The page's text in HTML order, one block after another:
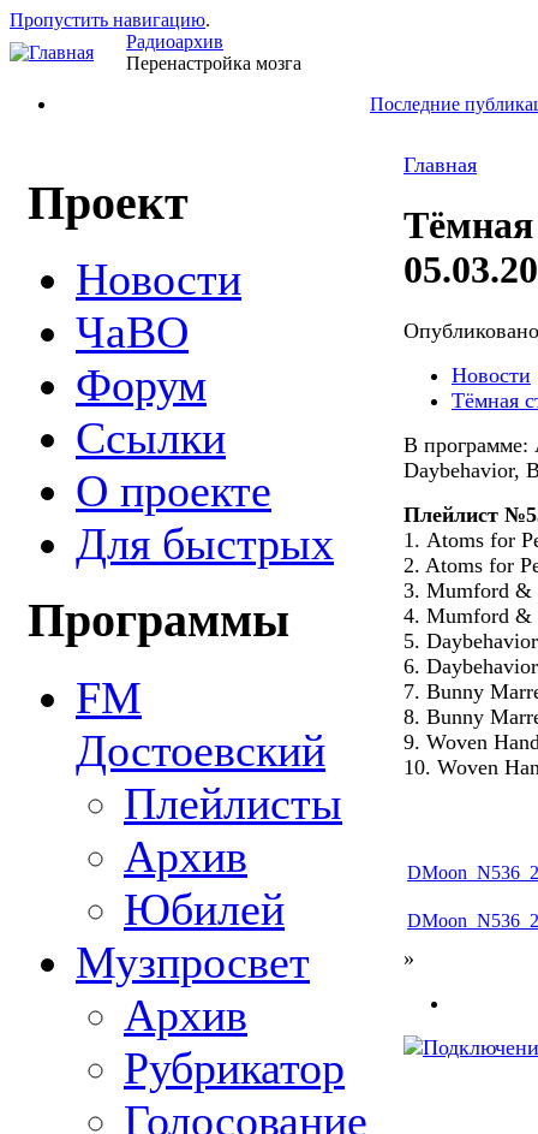
Пропустить навигацию.
Радиоархив
Перенастройка мозга
Последние
Проект
Новости
ЧаВО
Форум
Ссылки
О проекте
Для быстрых
Программы
FM
Достоевский
Плейлисты
Архив
Юбилей
Музпросвет
Архив
Рубрикатор
Голосование
Главная
Новости
Тёмная
В программе:
Daybehavior,
Плейлист
1. Atoms for
2. Atoms for
3. Mumford
4. Mumford &
5.
6.
7. Bunny
8. Bunny
9. Woven
10. Woven
»